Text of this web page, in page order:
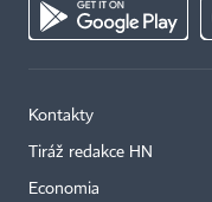
Kontakty
Tiráž redakce HN
Economia